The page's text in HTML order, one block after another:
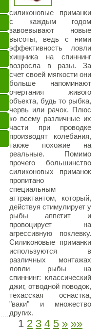
силиконовые приманки
с каждым годом
завоевывают новые
высоты, ведь с ними
эффективность ловли
хищника на спиннинг
возросла в разы. За
счет своей мягкости они
больше напоминают
очертания живого
объекта, будь то рыбка,
червь или рачок. Плюс
ко всему различные их
части при проводке
производят колебания,
также похожие на
реальные. Помимо
прочего большинство
силиконовых приманок
пропитано
специальным
аттрактантом, который,
действуя стимулирует у
рыбы аппетит и
провоцирует на
агрессивную поклевку.
Силиконовые приманки
используются в
различных монтажах
ловли рыбы на
спиннинг: классический
джиг, отводной поводок,
техасская оснастка,
"ваки" и множество
других.
1 2 3 4 5 » »»